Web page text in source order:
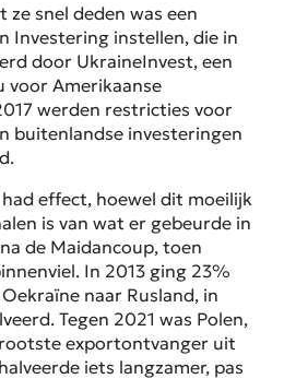
ze snel deden was een
Investering instellen, die in
door UkraineInvest, een
voor Amerikaanse
werden restricties voor
buitenlandse investeringen
effect, hoewel dit moeilijk
is van wat er gebeurde in
de Maidancoup, toen
In 2013 ging 23%
naar Rusland, in
Tegen 2021 was Polen,
exportontvanger uit
iets langzamer, pas